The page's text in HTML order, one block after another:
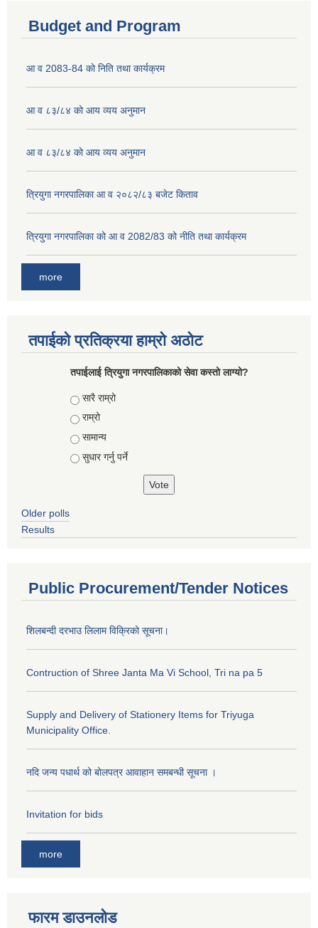
Budget and Program
आ व 2083-84 को निति तथा कार्यक्रम
आ व ८३/८४ को आय व्यय अनुमान
आ व ८३/८४ को आय व्यय अनुमान
त्रियुगा नगरपालिका आ व २०८२/८३ बजेट किताव
त्रियुगा नगरपालिका को आ व 2082/83 को नीति तथा कार्यक्रम
more
तपाईको प्रतिक्रया हाम्रो अठोट
तपाईलाई त्रियुगा नगरपालिकाको सेवा कस्तो लाग्यो?
Choices
सारै राम्रो
राम्रो
सामान्य
सुधार गर्नु पर्ने
Older polls
Results
Public Procurement/Tender Notices
शिलबन्दी दरभाउ लिलाम विक्रिको सूचना।
Contruction of Shree Janta Ma Vi School, Tri na pa 5
Supply and Delivery of Stationery Items for Triyuga
Municipality Office.
नदि जन्य पधार्थ को बोलपत्र आवाहान समबन्धी सूचना ।
Invitation for bids
more
फारम डाउनलोड